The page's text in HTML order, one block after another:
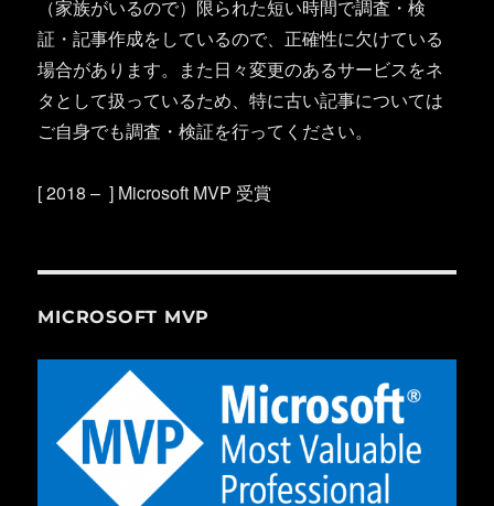
（家族がいるので）限られた短い時間で調査・検
証・記事作成をしているので、正確性に欠けている
場合があります。また日々変更のあるサービスをネ
タとして扱っているため、特に古い記事については
ご自身でも調査・検証を行ってください。
[ 2018 – ] Microsoft MVP 受賞
MICROSOFT MVP